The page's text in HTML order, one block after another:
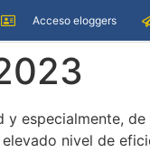
Acceso eloggers
especialmente,
nivel de